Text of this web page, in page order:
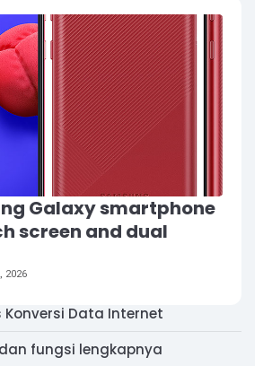
Galaxy smartphone
screen and dual
2026
Konversi Data Internet
fungsi lengkapnya